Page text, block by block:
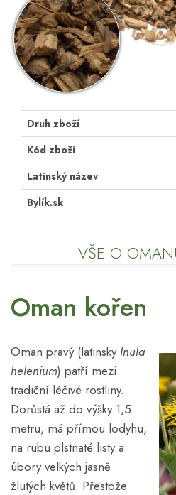
Druh zboží
Kód zboží
Latinský název
Bylík.sk
VŠE O
Oman kořen
Oman pravý (latinsky Inula
helenium) patří mezi
tradiční léčivé rostliny.
Dorůstá až do výšky 1,5
metru, má přímou lodyhu,
na rubu plstnaté listy a
úbory velkých jasně
žlutých květů. Přestože